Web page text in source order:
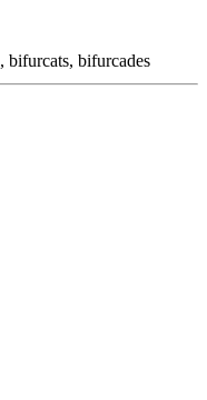
, bifurcats, bifurcades